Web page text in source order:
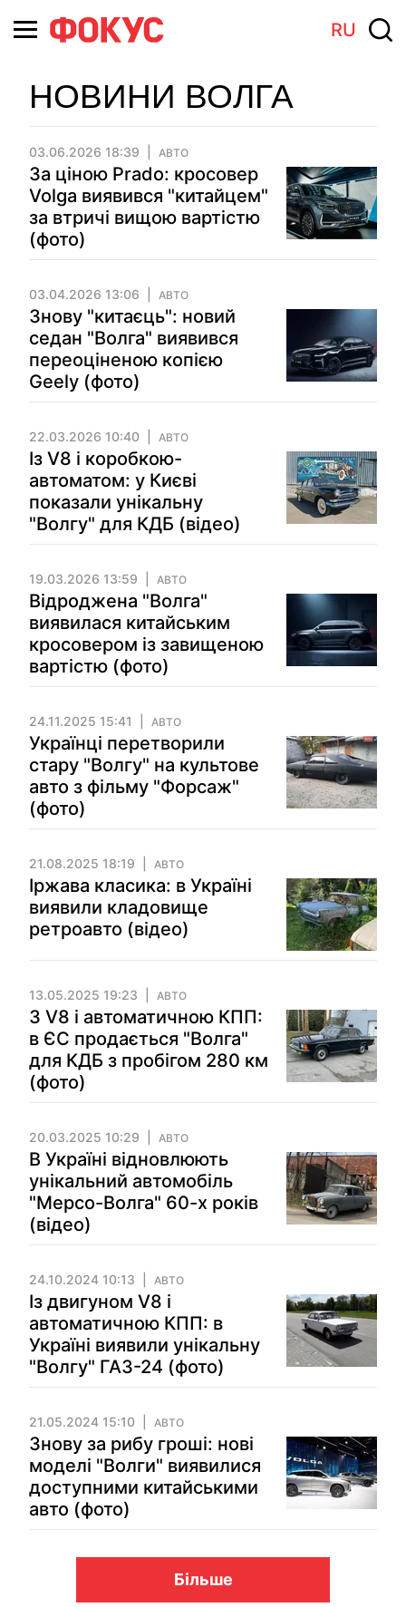
RU
НОВИНИ ВОЛГА
03.06.2026 18:39 АВТО
За ціною Prado: кросовер
Volga виявився "китайцем"
за втричі вищою вартістю
(фото)
03.04.2026 13:06 АВТО
Знову "китаєць": новий
седан "Волга" виявився
переоціненою копією
Geely (фото)
22.03.2026 10:40 АВТО
Із V8 і коробкою-
автоматом: у Києві
показали унікальну
"Волгу" для КДБ (відео)
19.03.2026 13:59 АВТО
Відроджена "Волга"
виявилася китайським
кросовером із завищеною
вартістю (фото)
24.11.2025 15:41 АВТО
Українці перетворили
стару "Волгу" на культове
авто з фільму "Форсаж"
(фото)
21.08.2025 18:19 АВТО
Іржава класика: в Україні
виявили кладовище
ретроавто (відео)
13.05.2025 19:23 АВТО
З V8 і автоматичною КПП:
в ЄС продається "Волга"
для КДБ з пробігом 280 км
(фото)
20.03.2025 10:29 АВТО
В Україні відновлюють
унікальний автомобіль
"Мерсо-Волга" 60-х років
(відео)
24.10.2024 10:13 АВТО
Із двигуном V8 і
автоматичною КПП: в
Україні виявили унікальну
"Волгу" ГАЗ-24 (фото)
21.05.2024 15:10 АВТО
Знову за рибу гроші: нові
моделі "Волги" виявилися
доступними китайськими
авто (фото)
Більше